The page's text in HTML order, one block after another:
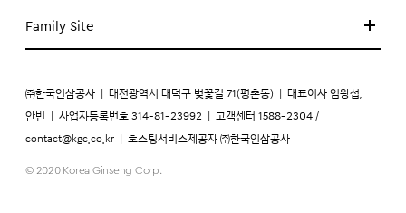
Family Site
㈜한국인삼공사 대전광역시 대덕구 벚꽃길 71(평촌동) 대표이사 임왕섭,
안빈 사업자등록번호 314-81-23992 고객센터 1588-2304 /
contact@kgc.co.kr 호스팅서비스제공자 ㈜한국인삼공사
© 2020 Korea Ginseng Corp.